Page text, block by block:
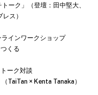
ーク」（登壇：田中堅大、
ス）
ラインワークショップ
くる
トーク対談
TaiTan × Kenta Tanaka）